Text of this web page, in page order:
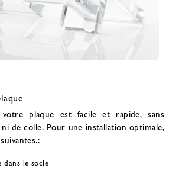
votre plaque est facile et rapide, sans
de colle. Pour une installation optimale,
dans le socle